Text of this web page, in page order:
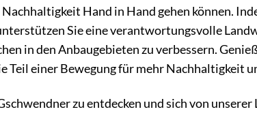
Hand in Hand gehen können.
Sie eine verantwortungsvolle
in den Anbaugebieten zu verbessern.
Teil einer Bewegung für mehr Nachhaltigkeit
zu entdecken und sich von unserer